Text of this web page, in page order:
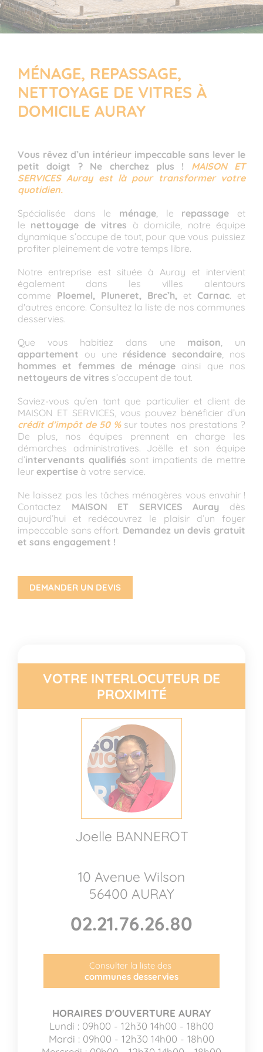
MÉNAGE, REPASSAGE,
NETTOYAGE DE VITRES À
DOMICILE AURAY
Vous rêvez d’un intérieur impeccable sans lever le
petit doigt ? Ne cherchez plus ! MAISON ET
SERVICES Auray est là pour transformer votre
quotidien.
Spécialisée dans le ménage , le repassage et
le nettoyage de vitres à domicile, notre équipe
dynamique s’occupe de tout, pour que vous puissiez
profiter pleinement de votre temps libre.
Notre entreprise est située à Auray et intervient
également dans les villes alentours
comme Ploemel, Pluneret, Brec’h, et Carnac. et
d'autres encore. Consultez la liste de nos communes
desservies.
Que vous habitiez dans une maison , un
appartement ou une résidence secondaire , nos
hommes et femmes de ménageainsi que nos
nettoyeurs de vitres s’occupent de tout.
Saviez-vous qu’en tant que particulier et client de
MAISON ET SERVICES, vous pouvez bénéficier d’un
crédit d’impôt de 50 %sur toutes nos prestations ?
De plus, nos équipes prennent en charge les
démarches administratives. Joëlle et son équipe
d’intervenants qualifiés sont impatients de mettre
leur expertise à votre service.
Ne laissez pas les tâches ménagères vous envahir !
Contactez MAISON ET SERVICES Auray dès
aujourd’hui et redécouvrez le plaisir d’un foyer
impeccable sans effort. Demandez un devis gratuit
et sans engagement !
DEMANDER UN DEVIS
VOTRE INTERLOCUTEUR DE
PROXIMITÉ
Joelle BANNEROT
10 Avenue Wilson
56400 AURAY
02.21.76.26.80
Consulter la liste des
communes desservies
HORAIRES D'OUVERTURE AURAY
Lundi : 09h00 - 12h30 14h00 - 18h00
Mardi : 09h00 - 12h30 14h00 - 18h00